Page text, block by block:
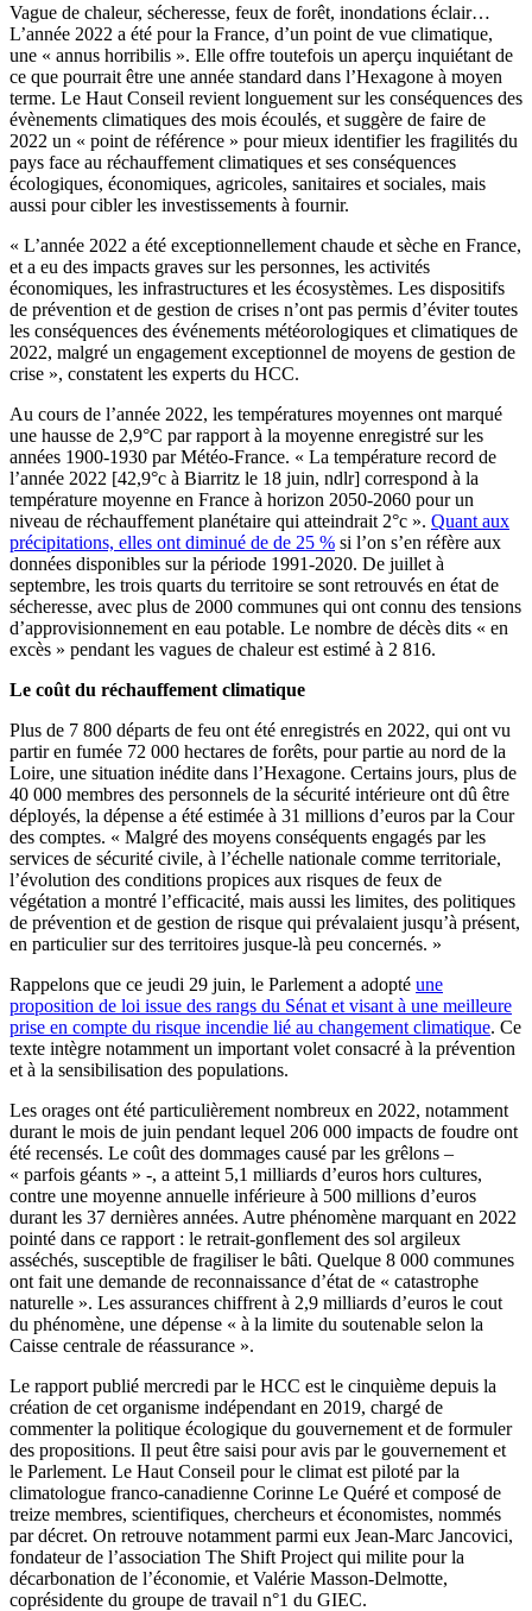
Vague de chaleur, sécheresse, feux de forêt, inondations éclair…
L’année 2022 a été pour la France, d’un point de vue climatique,
une « annus horribilis ». Elle offre toutefois un aperçu inquiétant de
ce que pourrait être une année standard dans l’Hexagone à moyen
terme. Le Haut Conseil revient longuement sur les conséquences des
évènements climatiques des mois écoulés, et suggère de faire de
2022 un « point de référence » pour mieux identifier les fragilités du
pays face au réchauffement climatiques et ses conséquences
écologiques, économiques, agricoles, sanitaires et sociales, mais
aussi pour cibler les investissements à fournir.
« L’année 2022 a été exceptionnellement chaude et sèche en France,
et a eu des impacts graves sur les personnes, les activités
économiques, les infrastructures et les écosystèmes. Les dispositifs
de prévention et de gestion de crises n’ont pas permis d’éviter toutes
les conséquences des événements météorologiques et climatiques de
2022, malgré un engagement exceptionnel de moyens de gestion de
crise », constatent les experts du HCC.
Au cours de l’année 2022, les températures moyennes ont marqué
une hausse de 2,9°C par rapport à la moyenne enregistré sur les
années 1900-1930 par Météo-France. « La température record de
l’année 2022 [42,9°c à Biarritz le 18 juin, ndlr] correspond à la
température moyenne en France à horizon 2050-2060 pour un
niveau de réchauffement planétaire qui atteindrait 2°c ». Quant aux
précipitations, elles ont diminué de de 25 % si l’on s’en réfère aux
données disponibles sur la période 1991-2020. De juillet à
septembre, les trois quarts du territoire se sont retrouvés en état de
sécheresse, avec plus de 2000 communes qui ont connu des tensions
d’approvisionnement en eau potable. Le nombre de décès dits « en
excès » pendant les vagues de chaleur est estimé à 2 816.
Le coût du réchauffement climatique
Plus de 7 800 départs de feu ont été enregistrés en 2022, qui ont vu
partir en fumée 72 000 hectares de forêts, pour partie au nord de la
Loire, une situation inédite dans l’Hexagone. Certains jours, plus de
40 000 membres des personnels de la sécurité intérieure ont dû être
déployés, la dépense a été estimée à 31 millions d’euros par la Cour
des comptes. « Malgré des moyens conséquents engagés par les
services de sécurité civile, à l’échelle nationale comme territoriale,
l’évolution des conditions propices aux risques de feux de
végétation a montré l’efficacité, mais aussi les limites, des politiques
de prévention et de gestion de risque qui prévalaient jusqu’à présent,
en particulier sur des territoires jusque-là peu concernés. »
Rappelons que ce jeudi 29 juin, le Parlement a adopté une
proposition de loi issue des rangs du Sénat et visant à une meilleure
prise en compte du risque incendie lié au changement climatique. Ce
texte intègre notamment un important volet consacré à la prévention
et à la sensibilisation des populations.
Les orages ont été particulièrement nombreux en 2022, notamment
durant le mois de juin pendant lequel 206 000 impacts de foudre ont
été recensés. Le coût des dommages causé par les grêlons –
« parfois géants » -, a atteint 5,1 milliards d’euros hors cultures,
contre une moyenne annuelle inférieure à 500 millions d’euros
durant les 37 dernières années. Autre phénomène marquant en 2022
pointé dans ce rapport : le retrait-gonflement des sol argileux
asséchés, susceptible de fragiliser le bâti. Quelque 8 000 communes
ont fait une demande de reconnaissance d’état de « catastrophe
naturelle ». Les assurances chiffrent à 2,9 milliards d’euros le cout
du phénomène, une dépense « à la limite du soutenable selon la
Caisse centrale de réassurance ».
Le rapport publié mercredi par le HCC est le cinquième depuis la
création de cet organisme indépendant en 2019, chargé de
commenter la politique écologique du gouvernement et de formuler
des propositions. Il peut être saisi pour avis par le gouvernement et
le Parlement. Le Haut Conseil pour le climat est piloté par la
climatologue franco-canadienne Corinne Le Quéré et composé de
treize membres, scientifiques, chercheurs et économistes, nommés
par décret. On retrouve notamment parmi eux Jean-Marc Jancovici,
fondateur de l’association The Shift Project qui milite pour la
décarbonation de l’économie, et Valérie Masson-Delmotte,
coprésidente du groupe de travail n°1 du GIEC.